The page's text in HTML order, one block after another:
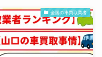
全国の車買取業者